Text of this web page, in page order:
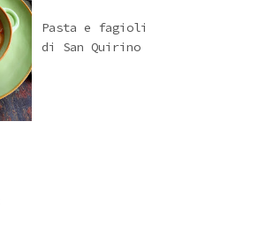
Pasta e fagioli
di San Quirino